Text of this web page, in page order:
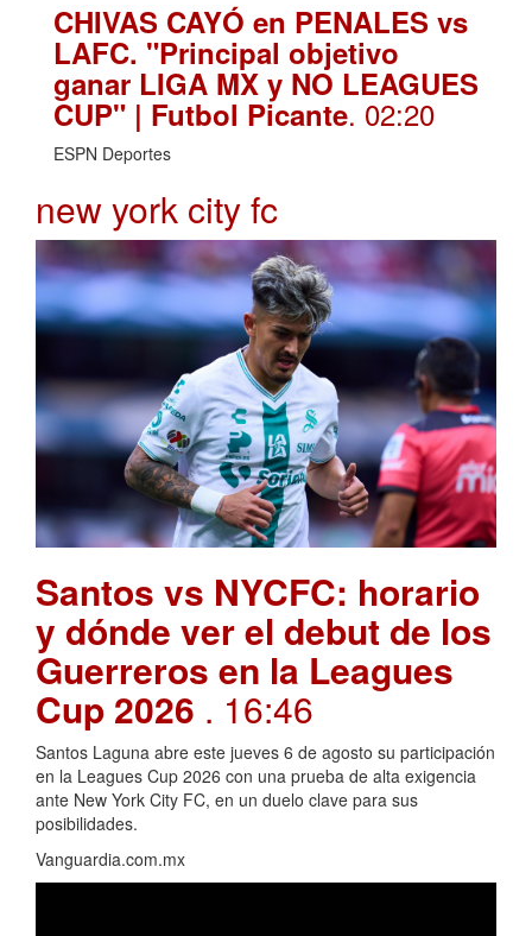
CHIVAS CAYÓ en PENALES vs
LAFC. "Principal objetivo
ganar LIGA MX y NO LEAGUES
CUP" | Futbol Picante. 02:20
ESPN Deportes
new york city fc
Santos vs NYCFC: horario
y dónde ver el debut de los
Guerreros en la Leagues
Cup 2026 . 16:46
Santos Laguna abre este jueves 6 de agosto su participación
en la Leagues Cup 2026 con una prueba de alta exigencia
ante New York City FC, en un duelo clave para sus
posibilidades.
Vanguardia.com.mx